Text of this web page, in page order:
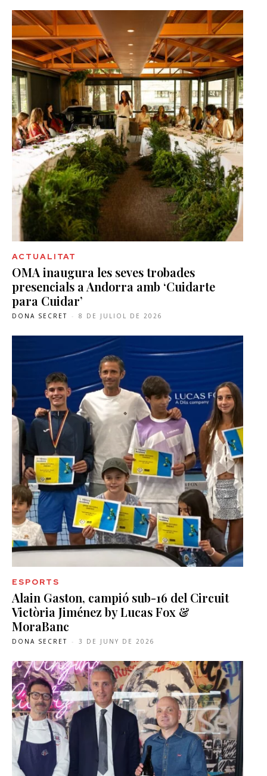
ACTUALITAT
OMA inaugura les seves trobades
presencials a Andorra amb ‘Cuidarte
para Cuidar’
DONA SECRET - 8 DE JULIOL DE 2026
ESPORTS
Alain Gaston, campió sub-16 del Circuit
Victòria Jiménez by Lucas Fox &
MoraBanc
DONA SECRET - 3 DE JUNY DE 2026